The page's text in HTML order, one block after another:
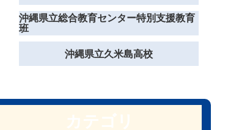
沖縄県立総合教育センター特別支援教育
班
沖縄県立久米島高校